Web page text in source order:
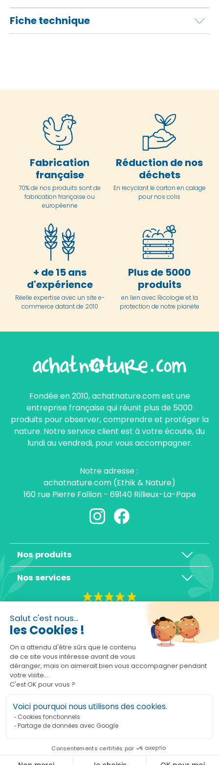
Salut c'est nous...
les Cookies !
On a attendu d'être sûrs que le contenu
de ce site vous intéresse avant de vous
déranger, mais on aimerait bien vous accompagner pendant
votre visite...
C'est OK pour vous ?
Voici pourquoi nous utilisons des cookies.
Cookies fonctionnels
Partage de données avec Google
Consentements certifiés parAjouter au panier
Fiche technique
Fabrication
française
70% de nos produits sont de
fabrication française ou
européenne
Réduction de nos
déchets
En recyclant le carton en calage
pour nos colis
+ de 15 ans
d'expérience
Réelle expertise avec un site e-
commerce datant de 2010
Plus de 5000
produits
en lien avec l'écologie et la
protection de notre planète
Fondée en 2010, achatnature.com est une
entreprise française qui réunit plus de 5000
produits pour observer, comprendre et protéger la
nature. Notre service client est à votre écoute, du
lundi au vendredi, pour vous accompagner.
Notre adresse :
achatnature.com (Ethik & Nature)
160 rue Pierre Fallion - 69140 Rillieux-La-Pape
Nos produits
Nos services
Marchand approuvé par la Société des Avis Garantis,
cliquez ici pour vérifier